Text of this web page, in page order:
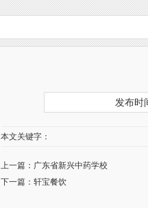
发布
本文关键字：
上一篇： 广东省新兴中药学校
下一篇：轩宝餐饮